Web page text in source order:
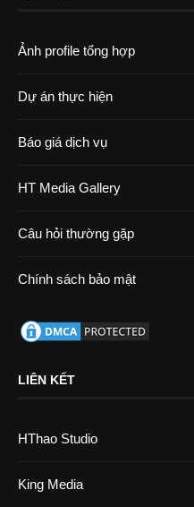
Ảnh profile tổng hợp
Dự án thực hiện
Báo giá dịch vụ
HT Media Gallery
Câu hỏi thường gặp
Chính sách bảo mật
LIÊN KẾT
HThao Studio
King Media